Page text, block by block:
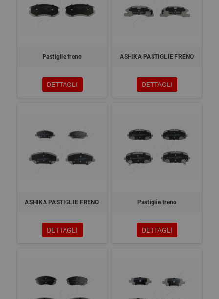
Pastiglie freno
DETTAGLI
ASHIKA PASTIGLIE FRENO
DETTAGLI
ASHIKA PASTIGLIE FRENO
DETTAGLI
Pastiglie freno
DETTAGLI